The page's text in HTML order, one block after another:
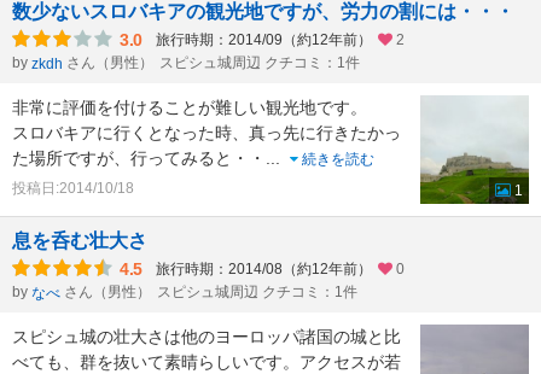
数少ないスロバキアの観光地ですが、労力の割には・・・
3.0 旅行時期：2014/09（約12年前）
2
by zkdh さん（男性） スピシュ城周辺 クチコミ：1件
非常に評価を付けることが難しい観光地です。
スロバキアに行くとなった時、真っ先に行きたかっ
た場所ですが、行ってみると・・
続きを読む
投稿日:2014/10/18
1
息を呑む壮大さ
4.5 旅行時期：2014/08（約12年前）
0
by なべ さん（男性） スピシュ城周辺 クチコミ：1件
スピシュ城の壮大さは他のヨーロッパ諸国の城と比
べても、群を抜いて素晴らしいです。アクセスが若